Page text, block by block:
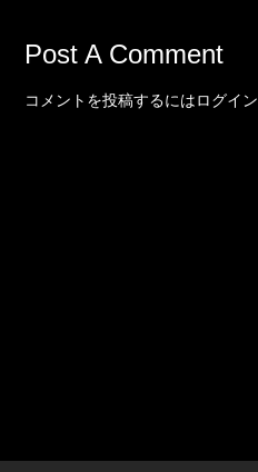
Post A Comment
コメントを投稿するにはログイン